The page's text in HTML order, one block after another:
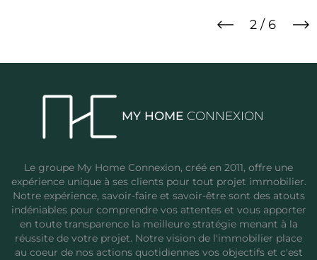
2 / 6
MY HOME CONNEXION
Le groupe My Home Connexion, créé en 2011, offre une
expérience unique à ses clients pour tout projet immobilier.
Notre expérience, savoir-faire et savoir-être sont des atouts
indéniables pour comprendre vos attentes et vous apporter
en toute transparence la meilleure stratégie menant à la
réussite de votre projet. Notre vision de l'immobilier place
au coeur de nos actions quotidiennes vos objectifs et c'est